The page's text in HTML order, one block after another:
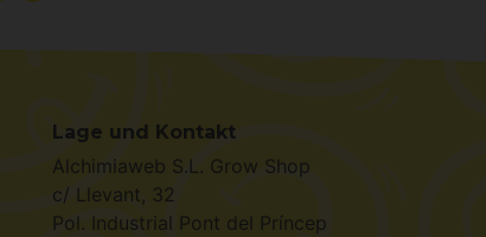
Lage und Kontakt
Alchimiaweb S.L. Grow Shop
c/ Llevant, 32
Pol. Industrial Pont del Príncep